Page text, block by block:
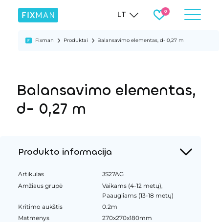
LT
Fixman Produktai Balansavimo elementas, d- 0,27 m
Balansavimo elementas,
d- 0,27 m
Produkto informacija
Artikulas
JS27AG
Amžiaus grupė
Vaikams (4-12 metų),
Paaugliams (13-18 metų)
Kritimo aukštis
0.2m
Matmenys
270x270x180mm